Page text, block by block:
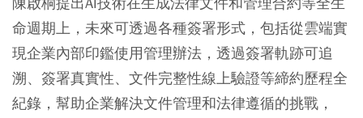
命週期上，未來可透過各種簽署形式，包括從雲端實
現企業內部印鑑使用管理辦法，透過簽署軌跡可追
溯、簽署真實性、文件完整性線上驗證等締約歷程全
紀錄，幫助企業解決文件管理和法律遵循的挑戰，